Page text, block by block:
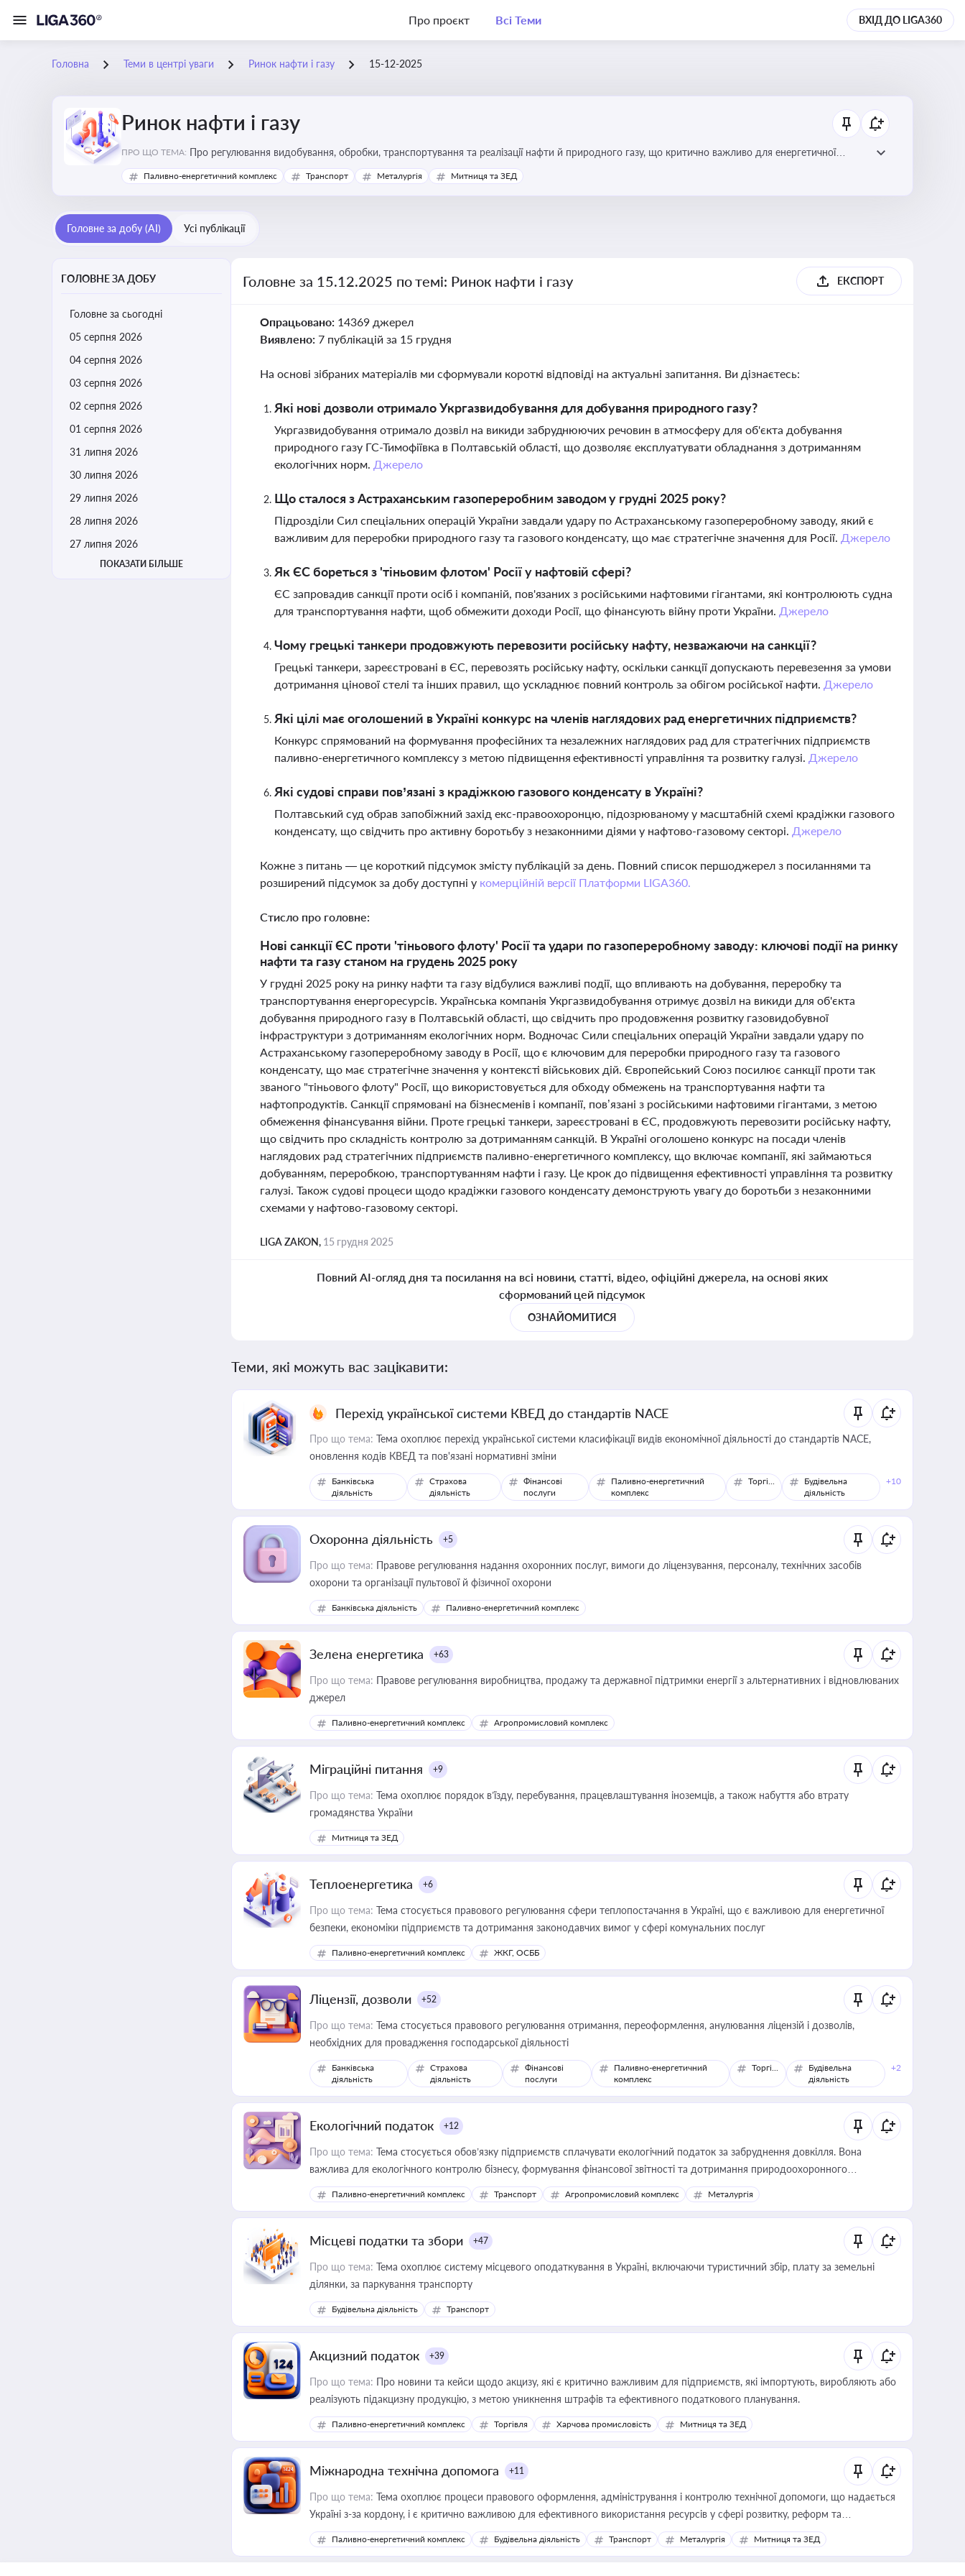
Про проєкт Всі Теми ВХІД ДО LIGA360
Головна Теми в центрі уваги Ринок нафти і газу 15-12-2025
Ринок нафти і газу
ПРО ЩО ТЕМА: Про регулювання видобування, обробки, транспортування та реалізації нафти й природного газу, що критично важливо для енергетичної
безпеки, інвестицій у галузь та дотримання ліцензійних умов діяльності
Паливно-енергетичний комплекс Транспорт Металургія Митниця та ЗЕД
Головне за добу (AI) Усі публікації
ГОЛОВНЕ ЗА ДОБУ
Головне за сьогодні
05 серпня 2026
04 серпня 2026
03 серпня 2026
02 серпня 2026
01 серпня 2026
31 липня 2026
30 липня 2026
29 липня 2026
28 липня 2026
27 липня 2026
ПОКАЗАТИ БІЛЬШЕ
Головне за 15.12.2025 по темі: Ринок нафти і газу ЕКСПОРТ
Опрацьовано: 14369 джерел
Виявлено: 7 публікацій за 15 грудня
На основі зібраних матеріалів ми сформували короткі відповіді на актуальні запитання. Ви дізнаєтесь:
Які нові дозволи отримало Укргазвидобування для добування природного газу?
Укргазвидобування отримало дозвіл на викиди забруднюючих речовин в атмосферу для об'єкта добування
природного газу ГС-Тимофіївка в Полтавській області, що дозволяє експлуатувати обладнання з дотриманням
екологічних норм. Джерело
Що сталося з Астраханським газопереробним заводом у грудні 2025 року?
Підрозділи Сил спеціальних операцій України завдали удару по Астраханському газопереробному заводу, який є
важливим для переробки природного газу та газового конденсату, що має стратегічне значення для Росії. Джерело
Як ЄС бореться з 'тіньовим флотом' Росії у нафтовій сфері?
ЄС запровадив санкції проти осіб і компаній, пов'язаних з російськими нафтовими гігантами, які контролюють судна
для транспортування нафти, щоб обмежити доходи Росії, що фінансують війну проти України. Джерело
Чому грецькі танкери продовжують перевозити російську нафту, незважаючи на санкції?
Грецькі танкери, зареєстровані в ЄС, перевозять російську нафту, оскільки санкції допускають перевезення за умови
дотримання цінової стелі та інших правил, що ускладнює повний контроль за обігом російської нафти. Джерело
Які цілі має оголошений в Україні конкурс на членів наглядових рад енергетичних підприємств?
Конкурс спрямований на формування професійних та незалежних наглядових рад для стратегічних підприємств
паливно-енергетичного комплексу з метою підвищення ефективності управління та розвитку галузі. Джерело
Які судові справи пов’язані з крадіжкою газового конденсату в Україні?
Полтавський суд обрав запобіжний захід екс-правоохоронцю, підозрюваному у масштабній схемі крадіжки газового
конденсату, що свідчить про активну боротьбу з незаконними діями у нафтово-газовому секторі. Джерело
Кожне з питань — це короткий підсумок змісту публікацій за день. Повний список першоджерел з посиланнями та
розширений підсумок за добу доступні у комерційній версії Платформи LIGA360.
Стисло про головне:
Нові санкції ЄС проти 'тіньового флоту' Росії та удари по газопереробному заводу: ключові події на ринку
нафти та газу станом на грудень 2025 року
У грудні 2025 року на ринку нафти та газу відбулися важливі події, що впливають на добування, переробку та
транспортування енергоресурсів. Українська компанія Укргазвидобування отримує дозвіл на викиди для об'єкта
добування природного газу в Полтавській області, що свідчить про продовження розвитку газовидобувної
інфраструктури з дотриманням екологічних норм. Водночас Сили спеціальних операцій України завдали удару по
Астраханському газопереробному заводу в Росії, що є ключовим для переробки природного газу та газового
конденсату, що має стратегічне значення у контексті військових дій. Європейський Союз посилює санкції проти так
званого "тіньового флоту" Росії, що використовується для обходу обмежень на транспортування нафти та
нафтопродуктів. Санкції спрямовані на бізнесменів і компанії, пов’язані з російськими нафтовими гігантами, з метою
обмеження фінансування війни. Проте грецькі танкери, зареєстровані в ЄС, продовжують перевозити російську нафту,
що свідчить про складність контролю за дотриманням санкцій. В Україні оголошено конкурс на посади членів
наглядових рад стратегічних підприємств паливно-енергетичного комплексу, що включає компанії, які займаються
добуванням, переробкою, транспортуванням нафти і газу. Це крок до підвищення ефективності управління та розвитку
галузі. Також судові процеси щодо крадіжки газового конденсату демонструють увагу до боротьби з незаконними
схемами у нафтово-газовому секторі.
LIGA ZAKON, 15 грудня 2025
Повний AI-огляд дня та посилання на всі новини, статті, відео, офіційні джерела, на основі яких
сформований цей підсумок
ОЗНАЙОМИТИСЯ
Теми, які можуть вас зацікавити:
Перехід української системи КВЕД до стандартів NACE
Про що тема: Тема охоплює перехід української системи класифікації видів економічної діяльності до стандартів NACE,
оновлення кодів КВЕД та пов'язані нормативні зміни
Банківська
діяльність
Страхова
діяльність
Фінансові
послуги
Паливно-енергетичний
комплекс
Торгівля
Будівельна
діяльність
+10
Охоронна діяльність +5
Про що тема: Правове регулювання надання охоронних послуг, вимоги до ліцензування, персоналу, технічних засобів
охорони та організації пультової й фізичної охорони
Банківська діяльність Паливно-енергетичний комплекс
Зелена енергетика +63
Про що тема: Правове регулювання виробництва, продажу та державної підтримки енергії з альтернативних і відновлюваних
джерел
Паливно-енергетичний комплекс Агропромисловий комплекс
Міграційні питання +9
Про що тема: Тема охоплює порядок в’їзду, перебування, працевлаштування іноземців, а також набуття або втрату
громадянства України
Митниця та ЗЕД
Теплоенергетика +6
Про що тема: Тема стосується правового регулювання сфери теплопостачання в Україні, що є важливою для енергетичної
безпеки, економіки підприємств та дотримання законодавчих вимог у сфері комунальних послуг
Паливно-енергетичний комплекс ЖКГ, ОСББ
Ліцензії, дозволи +52
Про що тема: Тема стосується правового регулювання отримання, переоформлення, анулювання ліцензій і дозволів,
необхідних для провадження господарської діяльності
Банківська
діяльність
Страхова
діяльність
Фінансові
послуги
Паливно-енергетичний
комплекс
Торгівля
Будівельна
діяльність
+2
Екологічний податок +12
Про що тема: Тема стосується обов’язку підприємств сплачувати екологічний податок за забруднення довкілля. Вона
важлива для екологічного контролю бізнесу, формування фінансової звітності та дотримання природоохоронного
законодавства
Паливно-енергетичний комплекс Транспорт Агропромисловий комплекс Металургія
Місцеві податки та збори +47
Про що тема: Тема охоплює систему місцевого оподаткування в Україні, включаючи туристичний збір, плату за земельні
ділянки, за паркування транспорту
Будівельна діяльність Транспорт
Акцизний податок +39
Про що тема: Про новини та кейси щодо акцизу, які є критично важливим для підприємств, які імпортують, виробляють або
реалізують підакцизну продукцію, з метою уникнення штрафів та ефективного податкового планування.
Паливно-енергетичний комплекс Торгівля Харчова промисловість Митниця та ЗЕД
Міжнародна технічна допомога +11
Про що тема: Тема охоплює процеси правового оформлення, адміністрування і контролю технічної допомоги, що надається
Україні з-за кордону, і є критично важливою для ефективного використання ресурсів у сфері розвитку, реформ та
інфраструктурних проєктів
Паливно-енергетичний комплекс Будівельна діяльність Транспорт Металургія Митниця та ЗЕД